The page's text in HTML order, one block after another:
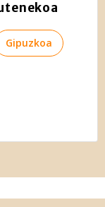
Gipuzkoa